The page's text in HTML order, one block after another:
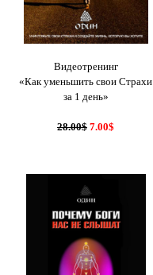
Видеотренинг
«Как уменьшить свои Страхи
за 1 день»
28.00$ 7.00$